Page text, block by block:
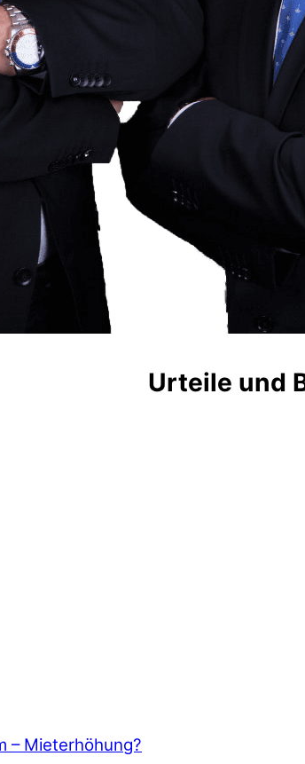
Urteile und
– Mieterhöhung?